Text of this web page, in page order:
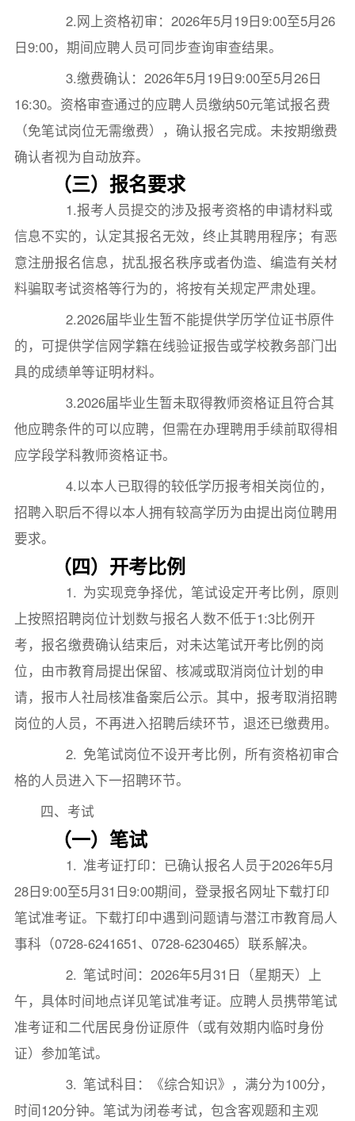
2.网上资格初审：2026年5月19日9:00至5月26
日9:00，期间应聘人员可同步查询审查结果。
3.缴费确认：2026年5月19日9:00至5月26日
16:30。资格审查通过的应聘人员缴纳50元笔试报名费
（免笔试岗位无需缴费），确认报名完成。未按期缴费
确认者视为自动放弃。
（三）报名要求
1.报考人员提交的涉及报考资格的申请材料或
信息不实的，认定其报名无效，终止其聘用程序；有恶
意注册报名信息，扰乱报名秩序或者伪造、编造有关材
料骗取考试资格等行为的，将按有关规定严肃处理。
2.2026届毕业生暂不能提供学历学位证书原件
的，可提供学信网学籍在线验证报告或学校教务部门出
具的成绩单等证明材料。
3.2026届毕业生暂未取得教师资格证且符合其
他应聘条件的可以应聘，但需在办理聘用手续前取得相
应学段学科教师资格证书。
4.以本人已取得的较低学历报考相关岗位的，
招聘入职后不得以本人拥有较高学历为由提出岗位聘用
要求。
（四）开考比例
1. 为实现竞争择优，笔试设定开考比例，原则
上按照招聘岗位计划数与报名人数不低于1:3比例开
考，报名缴费确认结束后，对未达笔试开考比例的岗
位，由市教育局提出保留、核减或取消岗位计划的申
请，报市人社局核准备案后公示。其中，报考取消招聘
岗位的人员，不再进入招聘后续环节，退还已缴费用。
2. 免笔试岗位不设开考比例，所有资格初审合
格的人员进入下一招聘环节。
四、考试
（一）笔试
1. 准考证打印：已确认报名人员于2026年5月
28日9:00至5月31日9:00期间，登录报名网址下载打印
笔试准考证。下载打印中遇到问题请与潜江市教育局人
事科（0728-6241651、0728-6230465）联系解决。
2. 笔试时间：2026年5月31日（星期天）上
午，具体时间地点详见笔试准考证。应聘人员携带笔试
准考证和二代居民身份证原件（或有效期内临时身份
证）参加笔试。
3. 笔试科目：《综合知识》，满分为100分，
时间120分钟。笔试为闭卷考试，包含客观题和主观